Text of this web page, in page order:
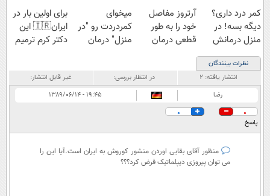
کمر درد داری؟
دیگه بسه! در
منزل درمانش
کن
(◀پرسش‌نامه)
آرتروز مفاصل
خود را به طور
قطعی درمان
میخوای
کمردردت رو "در
منزل" درمان
برای اولین بار در
ایران🇮🇷 این
دکتر کرم ترمیم
نظرات بینندگان
انتشار یافته:۲ در انتظار بررسی:
غیر قابل انتشار:
رضا
۱۹:۴۵ - ۱۳۸۹/۰۶/۱۴
0
0
پاسخ
منظور آقای بقایی اوردن منشور کوروش به ایران است.آیا این را
می توان پیروزی دیپلماتیک فرض کرد؟؟؟